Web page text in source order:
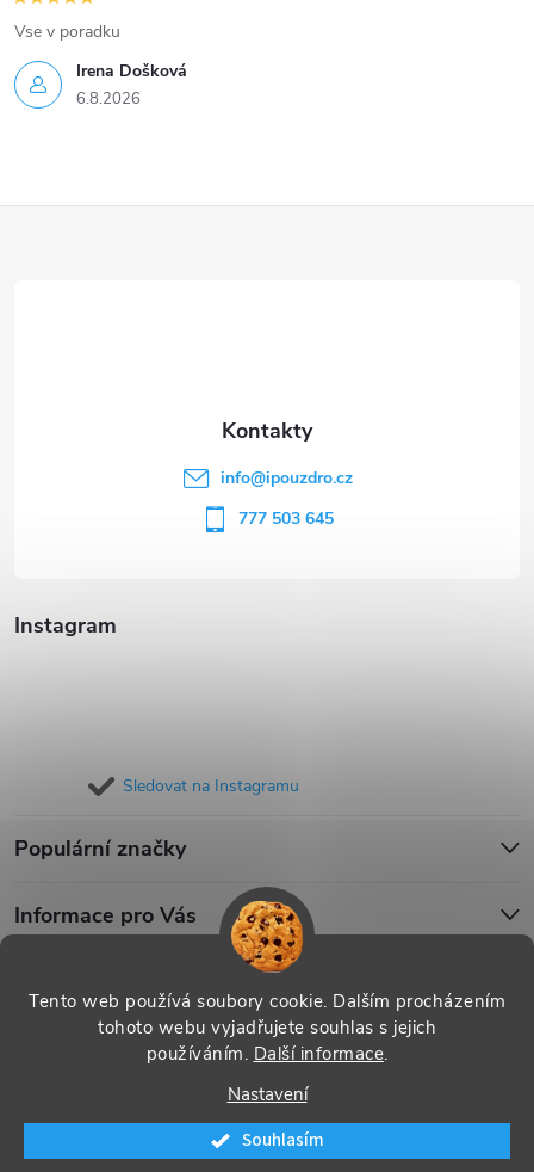
Tento web používá soubory cookie. Dalším procházením
tohoto webu vyjadřujete souhlas s jejich
používáním. Další informace.
Nastavení
Souhlasím
Irena Došková
6.8.2026
Vse v poradku
Instagram
Sledovat na Instagramu
Populární značky
Informace pro Vás
info@ipouzdro.cz
777 503 645
Vytvořil Shoptet
Copyright 2026 . Všechna práva vyhrazena.
nastavení cookies